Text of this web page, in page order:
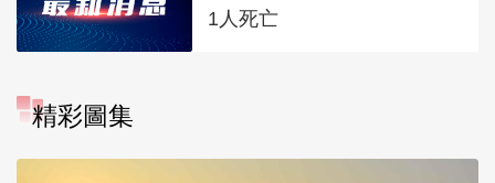
1人死亡
精彩圖集